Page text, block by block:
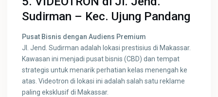
Sudirman – Kec. Ujung Pandang
Pusat Bisnis dengan Audiens Premium
Jl. Jend. Sudirman adalah lokasi prestisius di Makassar.
Kawasan ini menjadi pusat bisnis (CBD) dan tempat
strategis untuk menarik perhatian kelas menengah ke
atas. Videotron di lokasi ini adalah salah satu reklame
paling eksklusif di Makassar.